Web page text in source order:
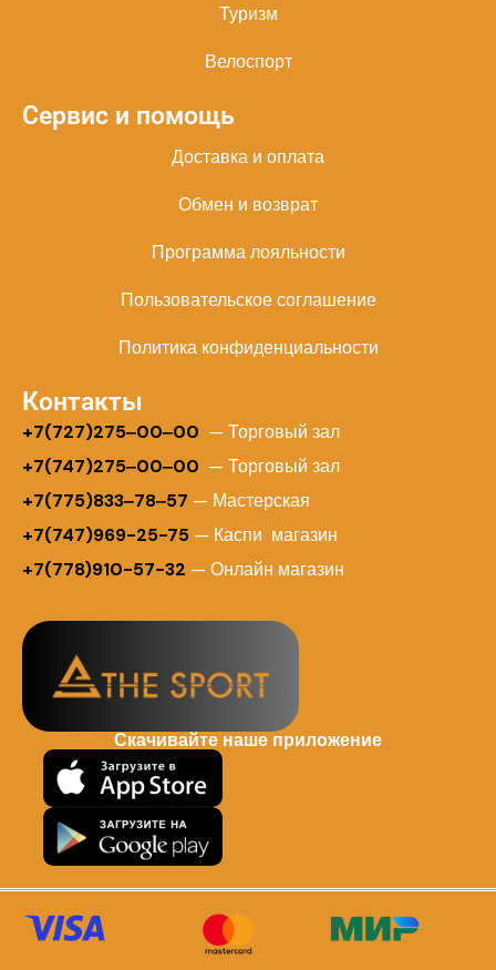
Туризм
Велоспорт
Сервис и помощь
Доставка и оплата
Обмен и возврат
Программа лояльности
Пользовательское соглашение
Политика конфиденциальности
Контакты
+7(727)275‒00‒00 — Торговый зал
+7(747)275‒00‒00 — Торговый зал
+7(775)833‒78‒57 — Мастерская
+7(747)969-25-75 — Каспи магазин
+7(778)910-57-32 — Онлайн магазин
Скачивайте наше приложение